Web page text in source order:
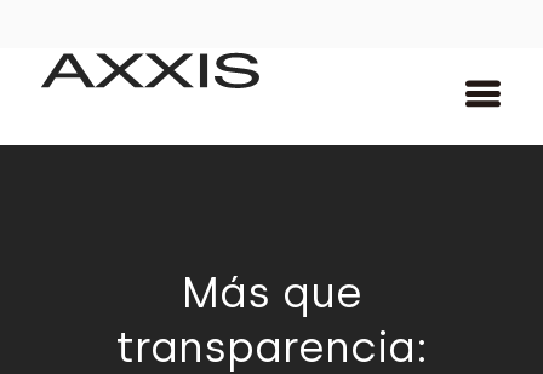
Más que
transparencia: